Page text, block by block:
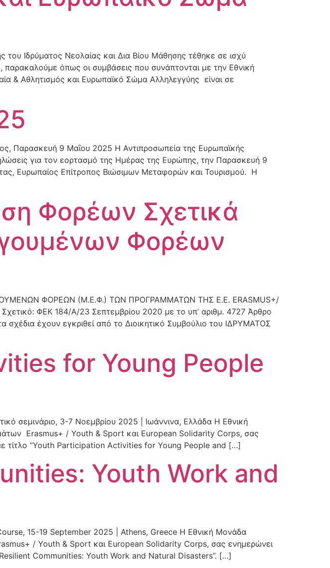
του Ιδρύματος Νεολαίας και Δια Βίου Μάθησης τέθηκε σε ισχύ
όπως οι συμβάσεις που συνάπτονται με την Εθνική
& Αθλητισμός και Ευρωπαϊκό Σώμα Αλληλεγγύης είναι σε
Παρασκευή 9 Μαΐου 2025 Η Αντιπροσωπεία της Ευρωπαϊκής
για τον εορτασμό της Ημέρας της Ευρώπης, την Παρασκευή 9
Ευρωπαίος Επίτροπος Βιώσιμων Μεταφορών και Τουρισμού. Η
Φορέων Σχετικά
Φορέων
ΦΟΡΕΩΝ (Μ.Ε.Φ.) ΤΩΝ ΠΡΟΓΡΑΜΜΑΤΩΝ ΤΗΣ Ε.Ε. ERASMUS+/
ΦΕΚ 184/Α/23 Σεπτεμβρίου 2020 με το υπ’ αριθμ. 4727 Άρθρο
έχουν εγκριθεί από το Διοικητικό Συμβούλιο του ΙΔΡΥΜΑΤΟΣ
for Young People
σεμινάριο, 3-7 Νοεμβρίου 2025 | Ιωάννινα, Ελλάδα Η Εθνική
Erasmus+ / Youth & Sport και European Solidarity Corps, σας
τίτλο “Youth Participation Activities for Young People and […]
Youth Work and
15-19 September 2025 | Athens, Greece Η Εθνική Μονάδα
/ Youth & Sport και European Solidarity Corps, σας ενημερώνει
Resilient Communities: Youth Work and Natural Disasters”. […]